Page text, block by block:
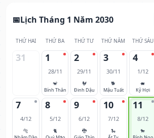
Lịch Tháng 1 Năm 2030
THỨ HAI THỨ BA THỨ TƯ THỨ NĂM THỨ SÁU
31 1
28/11
🐒
Bính Thân
2
29/11
🐓
Đinh Dậu
3
30/11
🐕
Mậu Tuất
4
1/12
🐖
Kỷ Hợi
7
4/12
🐅
8
5/12
🐈
9
6/12
🐉
10
7/12
🐍
11
8/12
🐎